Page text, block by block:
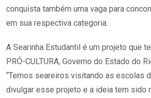
conquista também uma vaga para
em sua respectiva categoria.
A Searinha Estudantil é um projeto que
PRÓ-CULTURA, Governo do Estado do
“Temos seareiros visitando as escolas
divulgar esse projeto e a ideia tem sido